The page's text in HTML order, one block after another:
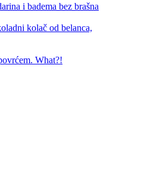
i badema bez brašna
kolač od belanca,
What?!